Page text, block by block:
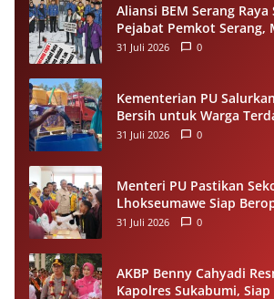
Aliansi BEM Serang
Pejabat Pemkot Serang,
Penempatan Jabatan
31 Juli 2026 0
Kementerian PU
Bersih untuk Warga
Kekeringan di Seram
31 Juli 2026 0
Menteri PU Pastikan
Lhokseumawe Siap
Dilengkapi Asrama
31 Juli 2026 0
AKBP Benny Cahyadi
Kapolres Sukabumi,